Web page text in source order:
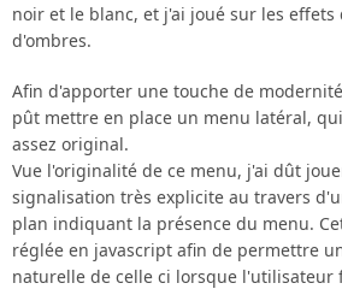
noir et le blanc, et j'ai joué sur les effets
d'ombres.
Afin d'apporter une touche de
pût mettre en place un menu latéral,
assez original.
Vue l'originalité de ce menu, j'ai dût
signalisation très explicite au travers
plan indiquant la présence du menu.
réglée en javascript afin de permettre
naturelle de celle ci lorsque l'utilisateur